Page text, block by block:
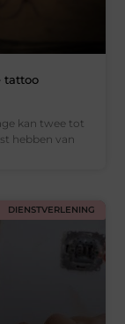
tattoo
kan twee tot
hebben van
DIENSTVERLENING